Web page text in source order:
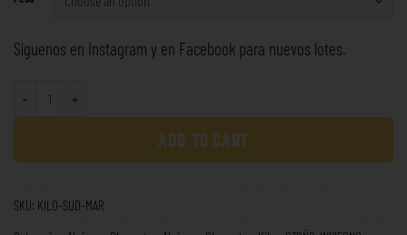
Síguenos en Instagram y en Facebook para nuevos lotes.
ADD TO CART
SKU: KILO-SUD-MAR